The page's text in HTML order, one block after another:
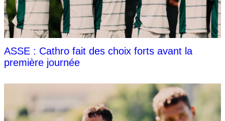
ASSE : Cathro fait des choix forts avant la
première journée